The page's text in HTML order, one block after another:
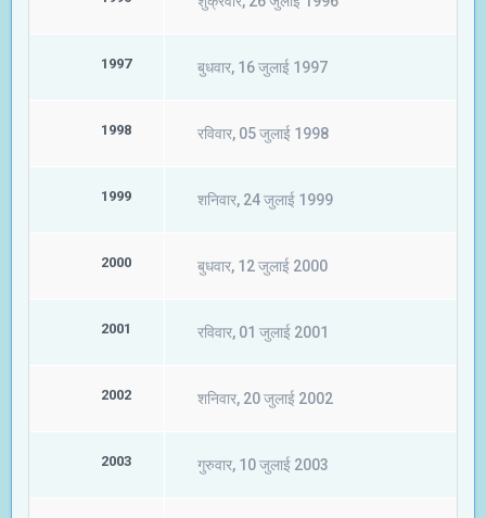
1997 बुधवार, 16 जुलाई 1997
1998 रविवार, 05 जुलाई 1998
1999 शनिवार, 24 जुलाई 1999
2000 बुधवार, 12 जुलाई 2000
2001 रविवार, 01 जुलाई 2001
2002 शनिवार, 20 जुलाई 2002
2003 गुरुवार, 10 जुलाई 2003